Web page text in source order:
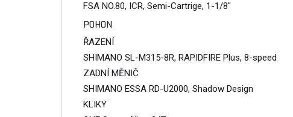
FSA NO.80, ICR, Semi-Cartrige, 1-1/8"
POHON
ŘAZENÍ
SHIMANO SL-M315-8R, RAPIDFIRE Plus, 8-speed
ZADNÍ MĚNIČ
SHIMANO ESSA RD-U2000, Shadow Design
KLIKY